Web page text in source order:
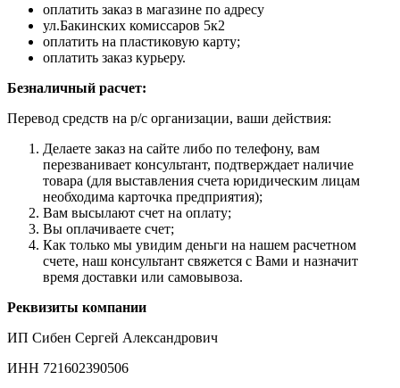
оплатить заказ в магазине по адресу
ул.Бакинских комиссаров 5к2
оплатить на пластиковую карту;
оплатить заказ курьеру.
Безналичный расчет:
Перевод средств на р/с организации, ваши действия:
Делаете заказ на сайте либо по телефону, вам
перезванивает консультант, подтверждает наличие
товара (для выставления счета юридическим лицам
необходима карточка предприятия);
Вам высылают счет на оплату;
Вы оплачиваете счет;
Как только мы увидим деньги на нашем расчетном
счете, наш консультант свяжется с Вами и назначит
время доставки или самовывоза.
Реквизиты компании
ИП Сибен Сергей Александрович
ИНН 721602390506